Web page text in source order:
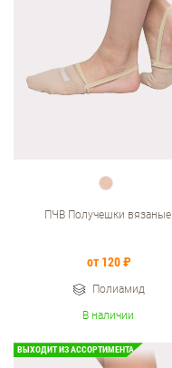
ПЧВ Получешки вязаные
от 120 ₽
Полиамид
В наличии
ВЫХОДИТ ИЗ АССОРТИМЕНТА